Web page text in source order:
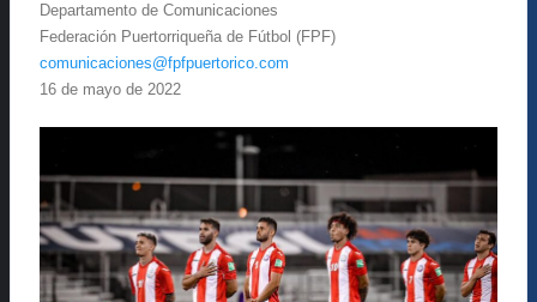
Departamento de Comunicaciones
Federación Puertorriqueña de Fútbol (FPF)
comunicaciones@fpfpuertorico.com
16 de mayo de 2022